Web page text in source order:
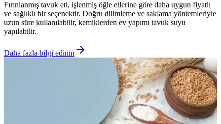
Fırınlanmış tavuk eti, işlenmiş öğle etlerine göre daha uygun fiyatlı
ve sağlıklı bir seçenektir. Doğru dilimleme ve saklama yöntemleriyle
uzun süre kullanılabilir, kemiklerden ev yapımı tavuk suyu
yapılabilir.
Daha fazla bilgi edinin